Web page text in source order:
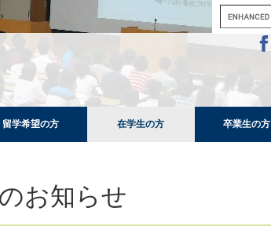
留学希望の方 在学生の方 卒業生の方
お知らせ